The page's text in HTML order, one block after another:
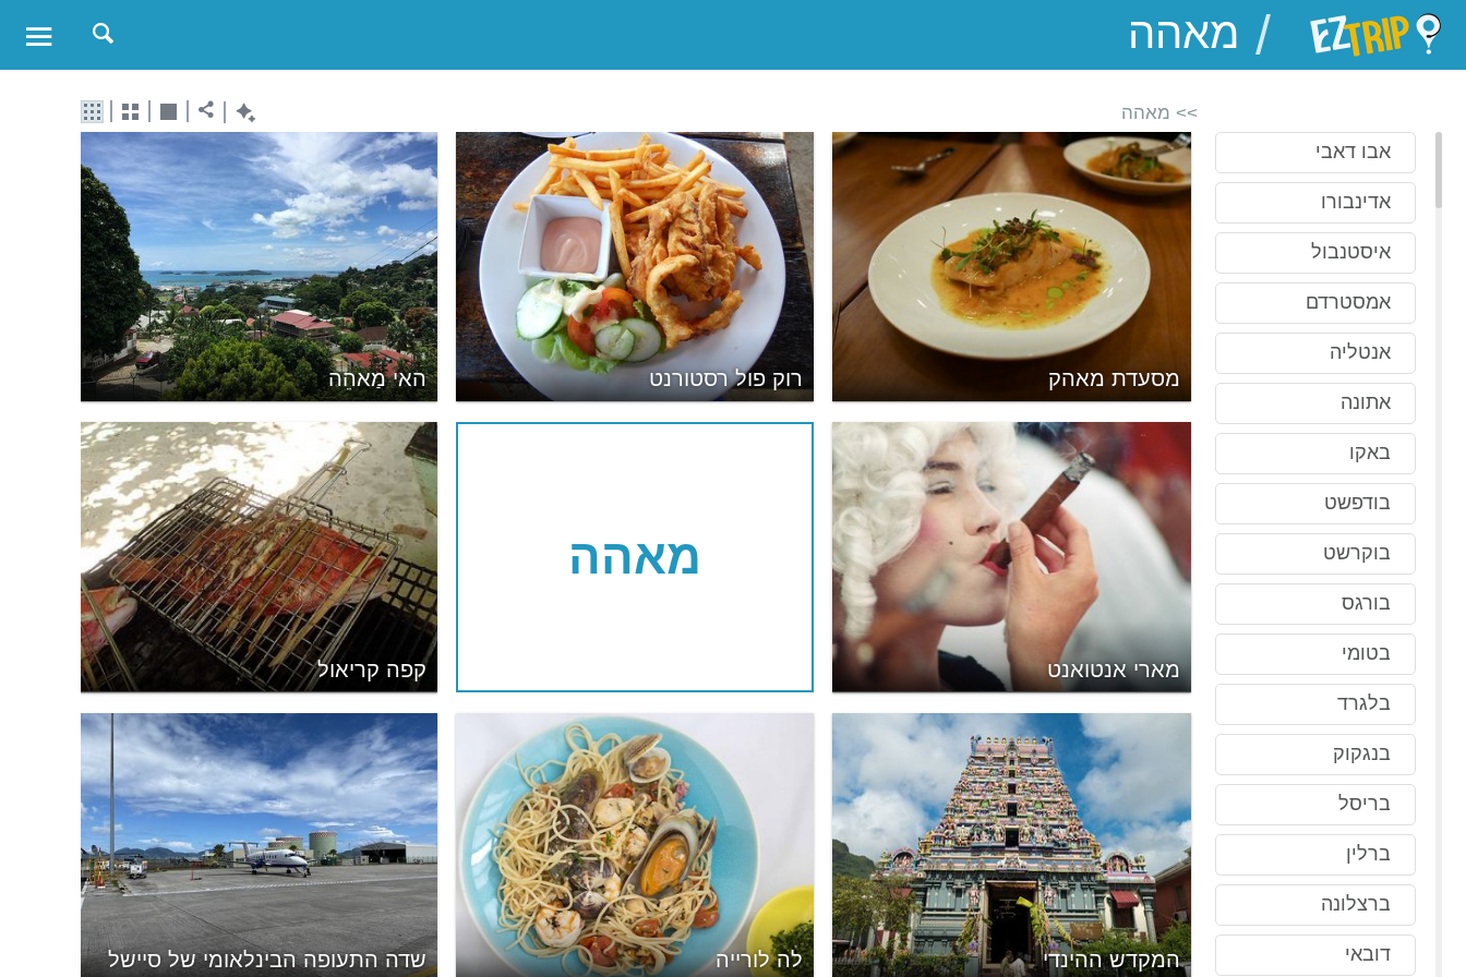
EZTrip
/
אבו דאבי
אדינבורו
איסטנבול
אמסטרדם
אנטליה
אתונה
באקו
בודפשט
בוקרשט
בורגס
בטומי
בלגרד
בנגקוק
בריסל
ברלין
ברצלונה
דובאי
>> מאהה
האי מַאהֵה רוק פול רסטורנט מסעדת מאהק
קפה קריאול
מאהה
מארי אנטואנט
שדה התעופה הבינלאומי של סיישל לה לורייה המקדש ההינדי
של ויקטוריה
להיסטוריית סיישל
דה פרה